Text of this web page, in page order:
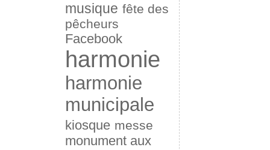
musique fête des
pêcheurs
Facebook
harmonie
harmonie
municipale
kiosque messe
monument aux